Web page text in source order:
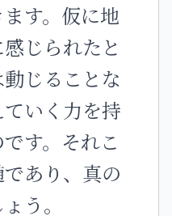
す。仮に地
じられたと
じることな
いく力を持
す。それこ
あり、真の
う。